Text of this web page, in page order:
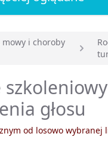
mowy i choroby
głosu
od losowo wybranej